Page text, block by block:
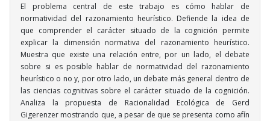
El problema central de este trabajo es cómo hablar de
normatividad del razonamiento heurístico. Defiende la idea de
que comprender el carácter situado de la cognición permite
explicar la dimensión normativa del razonamiento heurístico.
Muestra que existe una relación entre, por un lado, el debate
sobre si es posible hablar de normatividad del razonamiento
heurístico o no y, por otro lado, un debate más general dentro de
las ciencias cognitivas sobre el carácter situado de la cognición.
Analiza la propuesta de Racionalidad Ecológica de Gerd
Gigerenzer mostrando que, a pesar de que se presenta como afín